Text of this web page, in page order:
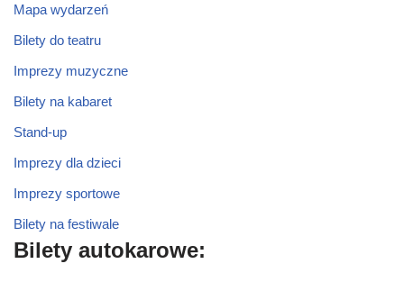
Mapa wydarzeń
Bilety do teatru
Imprezy muzyczne
Bilety na kabaret
Stand-up
Imprezy dla dzieci
Imprezy sportowe
Bilety na festiwale
Bilety autokarowe: